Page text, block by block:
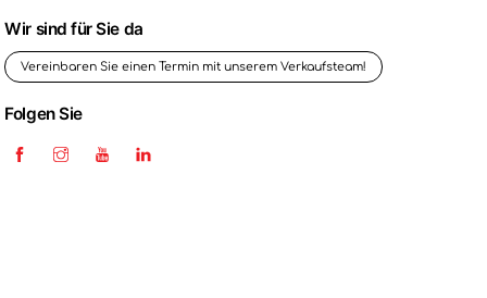
to
content
Wir sind für Sie da
Vereinbaren Sie einen Termin mit unserem Verkaufsteam!
Folgen Sie